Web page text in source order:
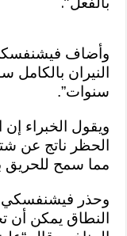
وأضاف فيشنفسكي
النيران
سنوات”.
ويقول الخبراء
الحظر ناتج عن
مما سمح للحريق
وحذر فيشنفسكي
النطاق يمكن أن